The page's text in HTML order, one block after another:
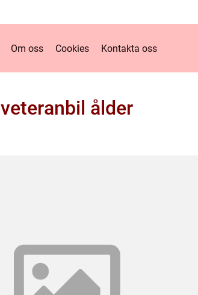
Om oss Cookies Kontakta oss
veteranbil ålder